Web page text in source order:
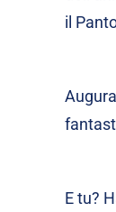
il
E tu?